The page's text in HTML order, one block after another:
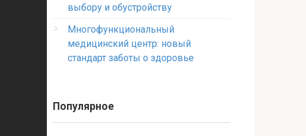
выбору и обустройству
Многофункциональный
медицинский центр: новый
стандарт заботы о здоровье
Популярное